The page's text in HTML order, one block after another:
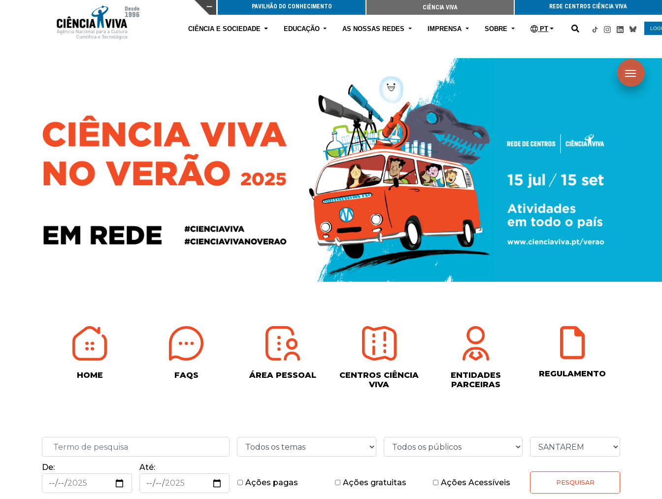
PAVILHÃO DO CONHECIMENTO CIÊNCIA VIVA REDE CENTROS CIÊNCIA VIVA
CIÊNCIA E SOCIEDADE EDUCAÇÃO AS NOSSAS REDES IMPRENSA SOBRE PT
HOME FAQS ÁREA PESSOAL
CENTROS CIÊNCIA
VIVA
ENTIDADES
PARCEIRAS
REGULAMENTO
De:
Até:
Ações pagas
Ações gratuitas Ações Acessíveis PESQUISAR